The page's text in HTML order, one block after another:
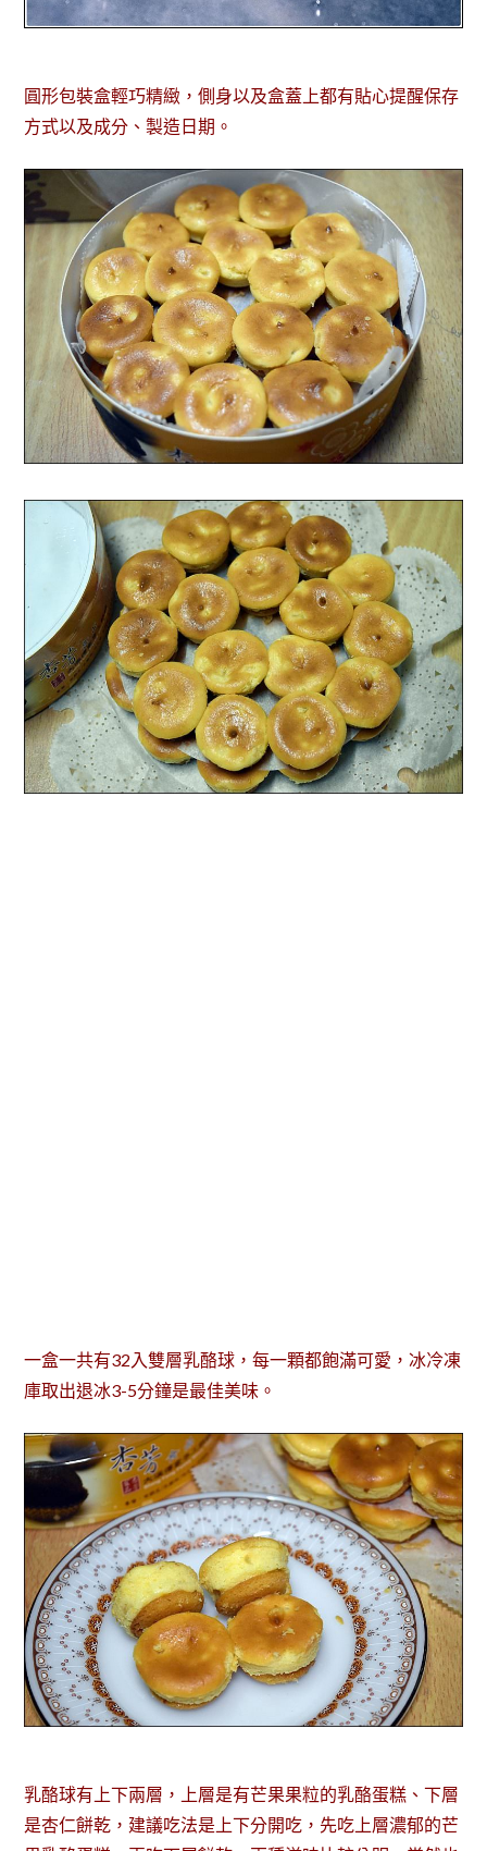
圓形包裝盒輕巧精緻，側身以及盒蓋上都有貼心提醒保存
方式以及成分、製造日期。
一盒一共有32入雙層乳酪球，每一顆都飽滿可愛，冰冷凍
庫取出退冰3-5分鐘是最佳美味。
乳酪球有上下兩層，上層是有芒果果粒的乳酪蛋糕、下層
是杏仁餅乾，建議吃法是上下分開吃，先吃上層濃郁的芒